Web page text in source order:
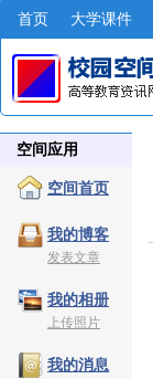
首页 大学课件
空间应用
空间首页
我的博客
发表文章
我的相册
上传照片
我的消息